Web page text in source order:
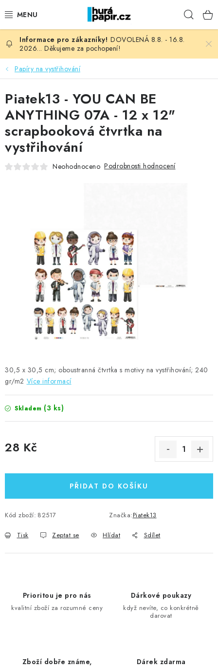
na
NOVINKY
HURÁ DÍLNA
VŠECHNO ZBOŽÍ
KNIHAŘSKÝ MATERIÁL
KURZY NATY LYSAK
OBLÍBENÉ ♥️
ZNAČKY
Kontakty Moje objednávka
Hodnocení obchodu
Obchodní podmínky
Podmínky ochrany osobních údajů
Ověřování recenzí
Jak nakupovat
DOVOLENÁ 8.8. - 16.8.
2026... Děkujeme za pochopení!
Papíry na vystřihování
30,5 x 30,5 cm; oboustranná čtvrtka s motivy na vystřihování; 240
gr/m2 Více informací
Skladem (3 ks)
28 Kč
PŘIDAT DO KOŠÍKU
Kód zboží: 82517 Značka:Piatek13
Tisk Zeptat se Hlídat Sdílet
Piatek13 - YOU CAN BE
ANYTHING 07A - 12 x 12"
scrapbooková čtvrtka na
vystřihování
Neohodnoceno Podrobnosti hodnocení
Prioritou je pro nás
kvalitní zboží za rozumné ceny
Dárkové poukazy
když nevíte, co konkrétně
darovat
Zboží dobře známe, Dárek zdarma